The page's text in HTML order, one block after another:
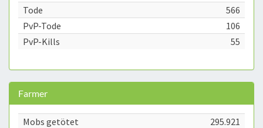
Tode
566
PvP-Tode
106
PvP-Kills
55
Farmer
Mobs getötet
295.921